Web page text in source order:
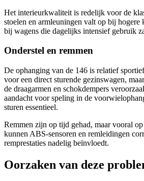
Het interieurkwaliteit is redelijk voor de
stoelen en armleuningen valt op bij hogere
bij wagens die dagelijks intensief gebruik
Onderstel en remmen
De ophanging van de 146 is relatief
voor een direct sturende gezinswagen,
de draagarmen en schokdempers
aandacht voor speling in de
sturen essentieel.
Remmen zijn op tijd gehad, maar vooral
kunnen ABS-sensoren en remleidingen
remprestaties nadelig beïnvloedt.
Oorzaken van deze